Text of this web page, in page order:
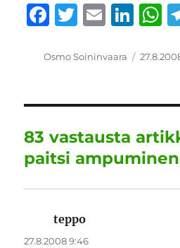
F
c
b
o
o
k
T
it
r
E
ai
Li
k
d
I
n
A
p
p
Kirjoittaja
Osmo Soininvaara
83 vastausta
paitsi
teppo
27.8.2008 9:46